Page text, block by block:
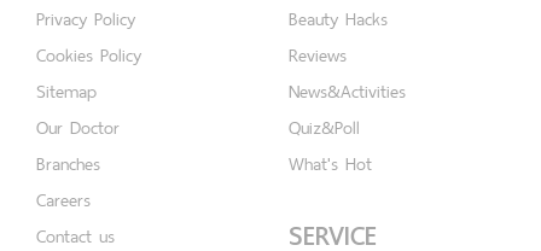
Privacy Policy
Cookies Policy
Sitemap
Our Doctor
Branches
Careers
Contact us
Beauty Hacks
Reviews
News&Activities
Quiz&Poll
What's Hot
SERVICE